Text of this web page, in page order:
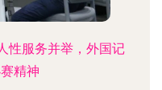
性服务并举，外国记
精神